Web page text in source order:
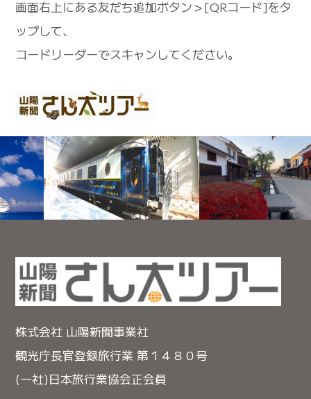
画面右上にある友だち追加ボタン＞[QRコード]をタ
ップして、
コードリーダーでスキャンしてください。
株式会社 山陽新聞事業社
観光庁長官登録旅行業 第１４８０号
(一社)日本旅行業協会正会員